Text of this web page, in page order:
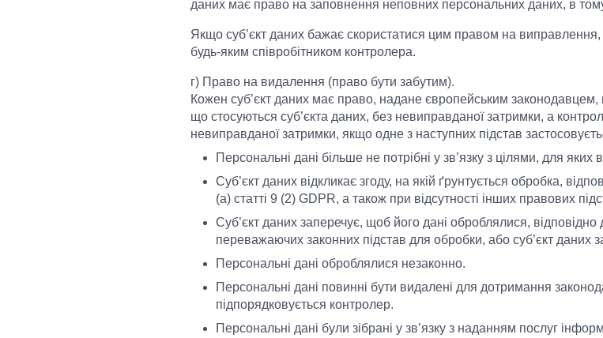
даних має право на заповнення неповних персональних даних, в
Якщо суб’єкт даних бажає скористатися цим правом на виправлення,
будь-яким співробітником контролера.
г) Право на видалення (право бути забутим).
Кожен суб’єкт даних має право, надане європейським
що стосуються суб’єкта даних, без невиправданої затримки, а
невиправданої затримки, якщо одне з наступних підстав
Персональні дані більше не потрібні у зв’язку з цілями, для
Суб’єкт даних відкликає згоду, на якій ґрунтується обробка,
(а) статті 9 (2) GDPR, а також при відсутності інших правових
Суб’єкт даних заперечує, щоб його дані оброблялися, відповідно
переважаючих законних підстав для обробки, або суб’єкт даних
Персональні дані оброблялися незаконно.
Персональні дані повинні бути видалені для дотримання
підпорядковується контролер.
Персональні дані були зібрані у зв’язку з наданням послуг